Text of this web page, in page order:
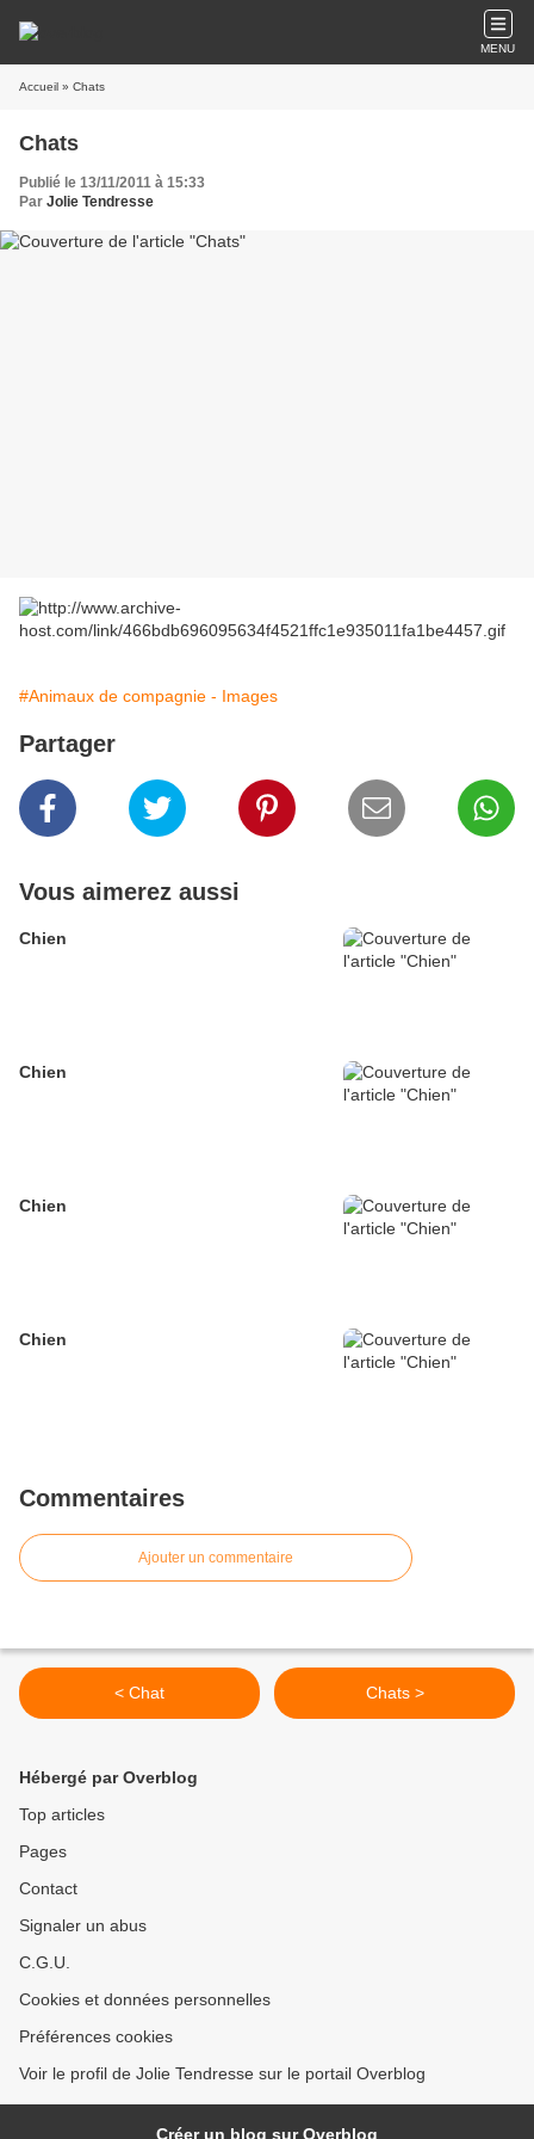
MENU
Accueil » Chats
Chats
Publié le 13/11/2011 à 15:33
Par Jolie Tendresse
#Animaux de compagnie - Images
Partager
Vous aimerez aussi
Chien
Chien
Chien
Chien
Commentaires
Ajouter un commentaire
< Chat Chats >
Hébergé par Overblog
Top articles
Pages
Contact
Signaler un abus
C.G.U.
Cookies et données personnelles
Préférences cookies
Voir le profil de Jolie Tendresse sur le portail Overblog
Créer un blog sur Overblog